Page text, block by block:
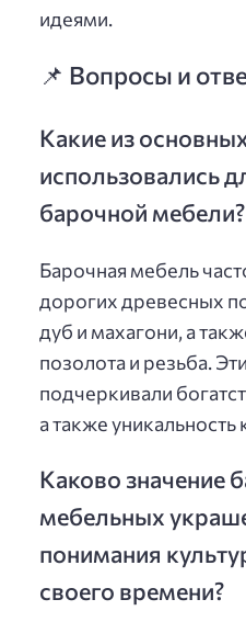
идеями.
📌 Вопросы и
Какие из
использовались
барочной мебели?
Барочная мебель
дорогих древесных
дуб и махагони, а
позолота и резьба.
подчеркивали
а также
Каково значение
мебельных
понимания
своего времени?